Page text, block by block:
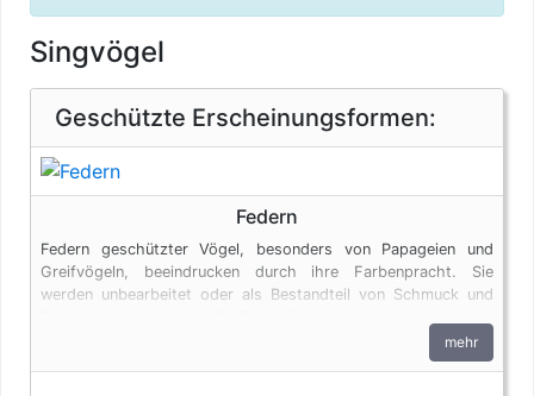
Singvögel
Geschützte Erscheinungsformen:
Federn
Federn geschützter Vögel, besonders von Papageien und
Greifvögeln, beeindrucken durch ihre Farbenpracht. Sie
werden unbearbeitet oder als Bestandteil von Schmuck und
Federn unterliegen den artenschutzrechtlichen Bestimmungen.
mehr